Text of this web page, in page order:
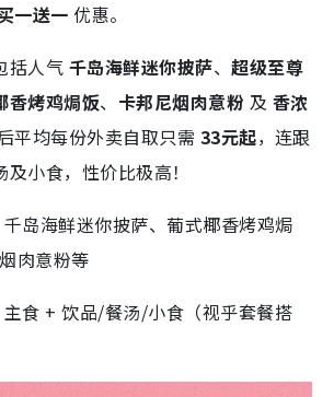
一送一 优惠。
括人气 千岛海鲜迷你披萨、超级至尊
香烤鸡焗饭、 卡邦尼烟肉意粉 及 香浓
平均每份外卖自取只需 33元起，连跟
小食，性价比极高！
千岛海鲜迷你披萨、葡式椰香烤鸡焗
肉意粉等
主食 + 饮品/餐汤/小食（视乎套餐搭